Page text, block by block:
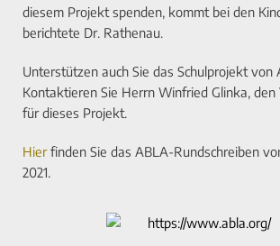
diesem Projekt spenden, kommt bei den
berichtete Dr. Rathenau.
Unterstützen auch Sie das Schulprojekt von
Kontaktieren Sie Herrn Winfried Glinka,
für dieses Projekt.
Hierfinden Sie das ABLA-Rundschreiben
2021.